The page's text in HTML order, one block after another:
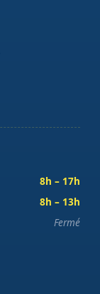
8h – 17h
8h – 13h
Fermé